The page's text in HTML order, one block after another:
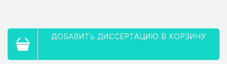
ДОБАВИТЬ ДИССЕРТАЦИЮ В КОРЗИНУ